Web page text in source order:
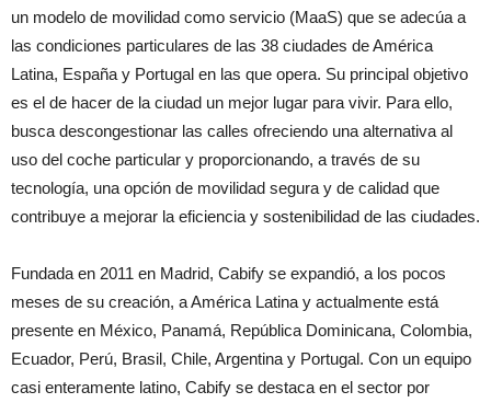
un modelo de movilidad como servicio (MaaS) que se adecúa a
las condiciones particulares de las 38 ciudades de América
Latina, España y Portugal en las que opera. Su principal objetivo
es el de hacer de la ciudad un mejor lugar para vivir. Para ello,
busca descongestionar las calles ofreciendo una alternativa al
uso del coche particular y proporcionando, a través de su
tecnología, una opción de movilidad segura y de calidad que
contribuye a mejorar la eficiencia y sostenibilidad de las ciudades.
Fundada en 2011 en Madrid, Cabify se expandió, a los pocos
meses de su creación, a América Latina y actualmente está
presente en México, Panamá, República Dominicana, Colombia,
Ecuador, Perú, Brasil, Chile, Argentina y Portugal. Con un equipo
casi enteramente latino, Cabify se destaca en el sector por